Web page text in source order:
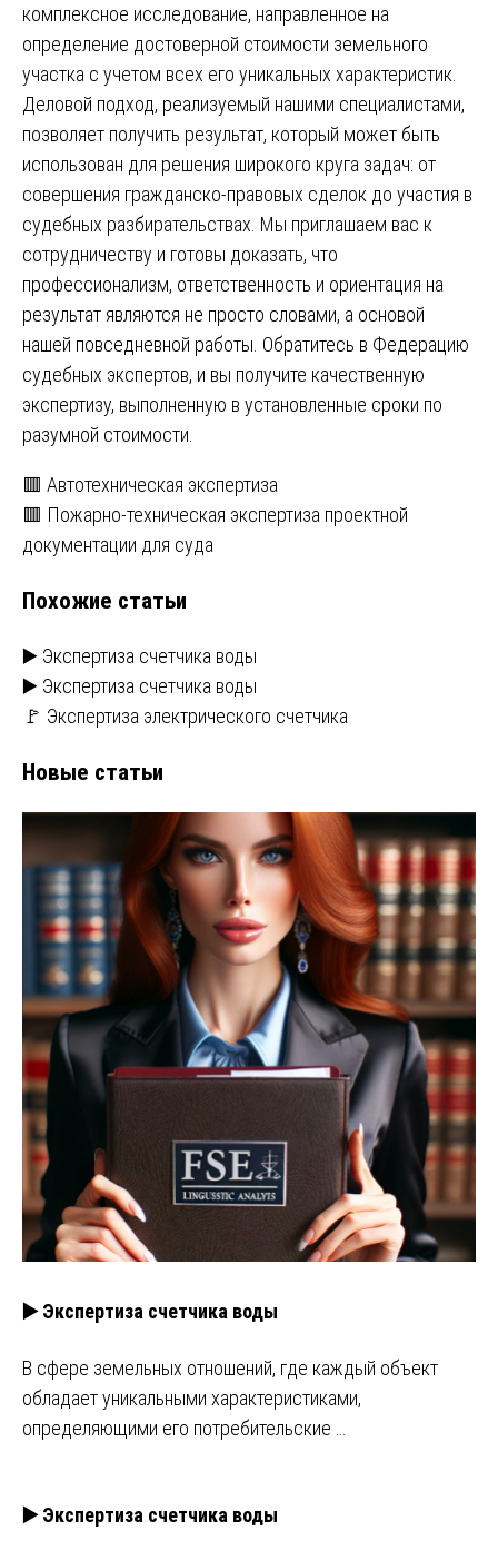
комплексное исследование, направленное на
определение достоверной стоимости земельного
участка с учетом всех его уникальных характеристик.
Деловой подход, реализуемый нашими специалистами,
позволяет получить результат, который может быть
использован для решения широкого круга задач: от
совершения гражданско-правовых сделок до участия в
судебных разбирательствах. Мы приглашаем вас к
сотрудничеству и готовы доказать, что
профессионализм, ответственность и ориентация на
результат являются не просто словами, а основой
нашей повседневной работы. Обратитесь в Федерацию
судебных экспертов, и вы получите качественную
экспертизу, выполненную в установленные сроки по
разумной стоимости.
Навигация
по
🟥 Автотехническая экспертиза
🟥 Пожарно-техническая экспертиза проектной
документации для суда
Похожие статьи
▶️ Экспертиза счетчика воды
▶️ Экспертиза счетчика воды
🚩 Экспертиза электрического счетчика
Новые статьи
▶️ Экспертиза счетчика воды
В сфере земельных отношений, где каждый объект
обладает уникальными характеристиками,
определяющими его потребительские …
▶️ Экспертиза счетчика воды